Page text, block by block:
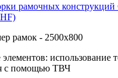
рамочных
рамок - 2500x800
использование
с помощью ТВЧ